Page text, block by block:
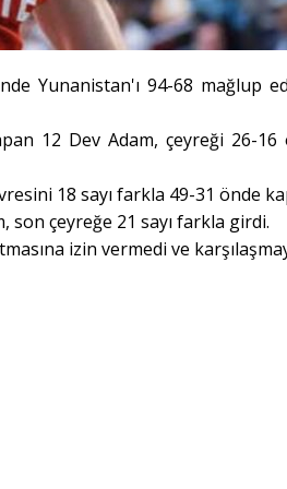
Yunanistan'ı 94-68 mağlup
12 Dev Adam, çeyreği 26-16
18 sayı farkla 49-31 önde
son çeyreğe 21 sayı farkla girdi.
izin vermedi ve